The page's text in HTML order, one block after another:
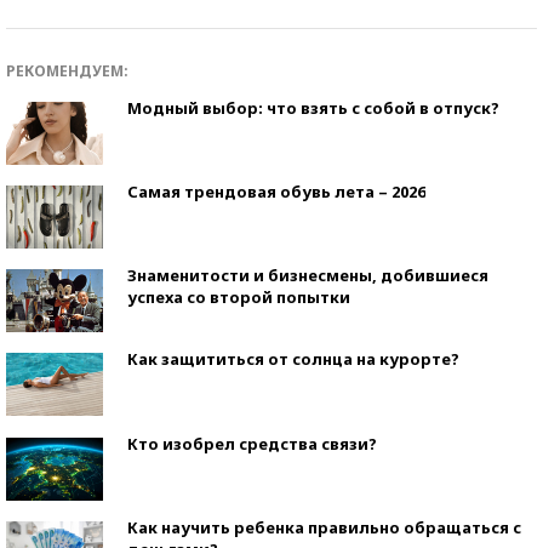
РЕКОМЕНДУЕМ:
Модный выбор: что взять с собой в отпуск?
Самая трендовая обувь лета – 2026
Знаменитости и бизнесмены, добившиеся
успеха со второй попытки
Как защититься от солнца на курорте?
Кто изобрел средства связи?
Как научить ребенка правильно обращаться с